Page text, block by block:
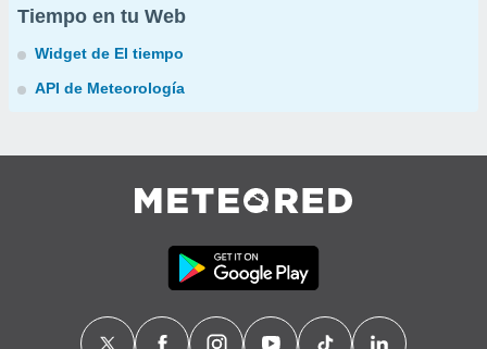
Tiempo en tu Web
Widget de El tiempo
API de Meteorología